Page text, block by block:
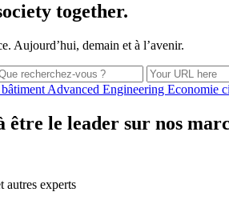
together.
Aujourd’hui, demain et à l’avenir.
bâtiment Advanced Engineering Economie
être le leader sur nos
autres experts